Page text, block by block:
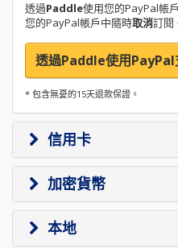
透過Paddle使用您的PayPal帳
您的PayPal帳戶中隨時取消訂閱
透過Paddle使用PayPal
* 包含無憂的15天退款保證。
信用卡
加密貨幣
本地